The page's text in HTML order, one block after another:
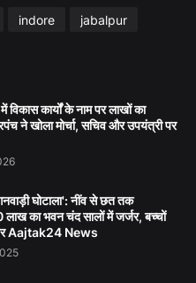
indore jabalpur
विकास कार्यों के नाम पर लाखों का
ने खोला मोर्चा, सचिव और उपयंत्री पर
घोटाला': नींव से छत तक
लाख का भवन चंद सालों में जर्जर, बच्चों
पर Aajtak24 News